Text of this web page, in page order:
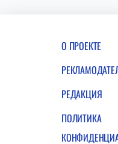
О ПРОЕКТЕ
РЕДАКЦИЯ
ПОЛИТИКА